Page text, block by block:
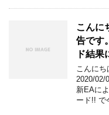
こんに
告です
ド結果
こんに
2020/02/
新EAに
ード!! で